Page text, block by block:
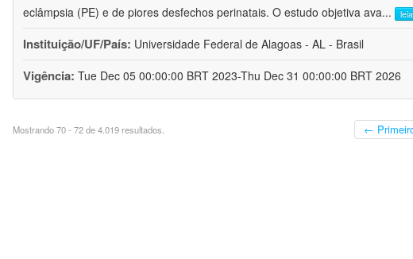
eclâmpsia (PE) e de piores desfechos perinatais. O estudo objetiva ava...
Instituição/UF/País: Universidade Federal de Alagoas - AL - Brasil
Vigência: Tue Dec 05 00:00:00 BRT 2023-Thu Dec 31 00:00:00 BRT 2026
Mostrando 70 - 72 de 4.019 resultados. ←